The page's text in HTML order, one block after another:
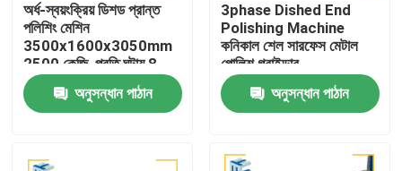
অর্ধ-স্বয়ংক্রিয় ডিশড প্রান্ত
পলিশিং মেশিন
3500x1600x3050mm
2500 কেজি, প্রতি ঘন্টায় 8-
12 বর্গমিটার কর্মদক্ষতা সহ
অনুসন্ধান পাঠান
3phase Dished End
Polishing Machine
কনিকাল শেল সারফেস মেটাল
পোলিশ গ্রাইন্ডার
অনুসন্ধান পাঠান